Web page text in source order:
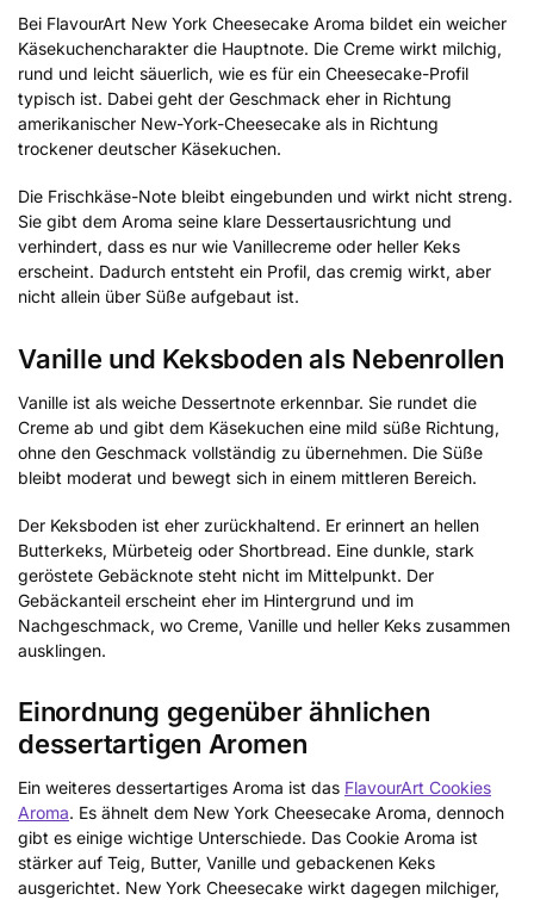
Bei FlavourArt New York Cheesecake Aroma bildet ein weicher
Käsekuchencharakter die Hauptnote. Die Creme wirkt milchig,
rund und leicht säuerlich, wie es für ein Cheesecake-Profil
typisch ist. Dabei geht der Geschmack eher in Richtung
amerikanischer New-York-Cheesecake als in Richtung
trockener deutscher Käsekuchen.
Die Frischkäse-Note bleibt eingebunden und wirkt nicht streng.
Sie gibt dem Aroma seine klare Dessertausrichtung und
verhindert, dass es nur wie Vanillecreme oder heller Keks
erscheint. Dadurch entsteht ein Profil, das cremig wirkt, aber
nicht allein über Süße aufgebaut ist.
Vanille und Keksboden als Nebenrollen
Vanille ist als weiche Dessertnote erkennbar. Sie rundet die
Creme ab und gibt dem Käsekuchen eine mild süße Richtung,
ohne den Geschmack vollständig zu übernehmen. Die Süße
bleibt moderat und bewegt sich in einem mittleren Bereich.
Der Keksboden ist eher zurückhaltend. Er erinnert an hellen
Butterkeks, Mürbeteig oder Shortbread. Eine dunkle, stark
geröstete Gebäcknote steht nicht im Mittelpunkt. Der
Gebäckanteil erscheint eher im Hintergrund und im
Nachgeschmack, wo Creme, Vanille und heller Keks zusammen
ausklingen.
Einordnung gegenüber ähnlichen
dessertartigen Aromen
Ein weiteres dessertartiges Aroma ist das FlavourArt Cookies
Aroma. Es ähnelt dem New York Cheesecake Aroma, dennoch
gibt es einige wichtige Unterschiede. Das Cookie Aroma ist
stärker auf Teig, Butter, Vanille und gebackenen Keks
ausgerichtet. New York Cheesecake wirkt dagegen milchiger,